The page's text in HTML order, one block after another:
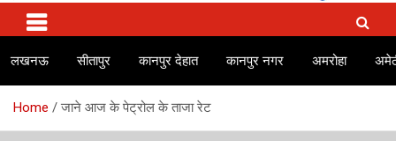
Naimish Today
No.1 news channel of India
लखनऊ सीतापुर कानपुर देहात कानपुर नगर अमरोहा
Home जाने आज के पेट्रोल के ताजा रेट